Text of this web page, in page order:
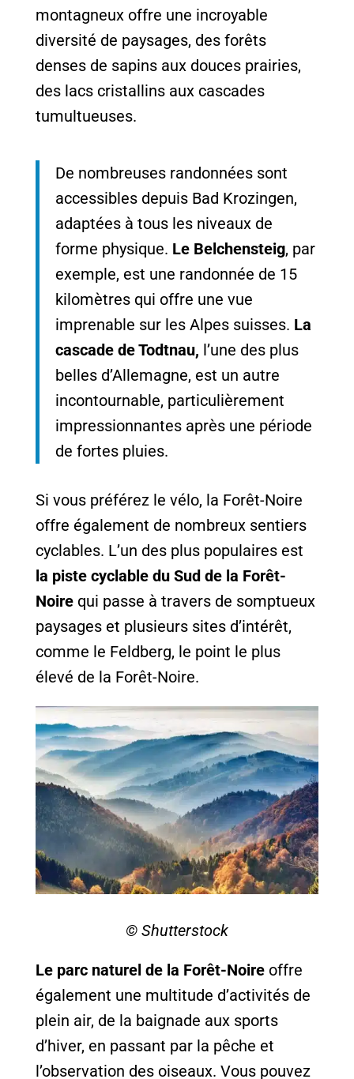
montagneux offre une incroyable
diversité de paysages, des forêts
denses de sapins aux douces prairies,
des lacs cristallins aux cascades
tumultueuses.
De nombreuses randonnées sont
accessibles depuis Bad Krozingen,
adaptées à tous les niveaux de
forme physique. Le Belchensteig, par
exemple, est une randonnée de 15
kilomètres qui offre une vue
imprenable sur les Alpes suisses. La
cascade de Todtnau, l’une des plus
belles d’Allemagne, est un autre
incontournable, particulièrement
impressionnantes après une période
de fortes pluies.
Si vous préférez le vélo, la Forêt-Noire
offre également de nombreux sentiers
cyclables. L’un des plus populaires est
la piste cyclable du Sud de la Forêt-
Noirequi passe à travers de somptueux
paysages et plusieurs sites d’intérêt,
comme le Feldberg, le point le plus
élevé de la Forêt-Noire.
© Shutterstock
Le parc naturel de la Forêt-Noire offre
également une multitude d’activités de
plein air, de la baignade aux sports
d’hiver, en passant par la pêche et
l’observation des oiseaux. Vous pouvez